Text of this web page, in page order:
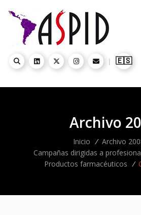
| 🇪🇸
Archivo
Inicio / Archivo
Campañas dirigidas a
Productos farmacéuticos /